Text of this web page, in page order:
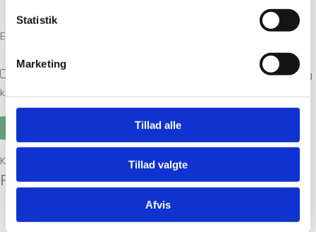
Statistik
Marketing
Tillad alle
Tillad valgte
Afvis
E-mail
Gem mit navn, mail og websted i denne browser til næste gang jeg
kommenterer.
Kunder købte også
Relaterede varer
Isager Tweed i 70% uld og